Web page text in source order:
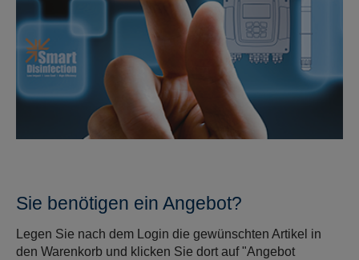
Sie benötigen ein Angebot?
Legen Sie nach dem Login die gewünschten Artikel in
den Warenkorb und klicken Sie dort auf "Angebot